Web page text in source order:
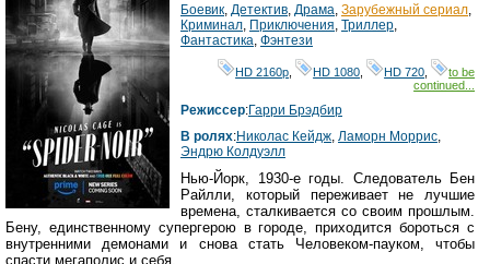
Боевик, Детектив, Драма, Зарубежный сериал,
Криминал, Приключения, Триллер,
Фантастика, Фэнтези
HD 2160р HD 1080 HD 720
to be
continued...
Режиссер:Гарри Брэдбир
В ролях:Николас Кейдж, Ламорн Моррис,
Эндрю Колдуэлл
Нью-Йорк, 1930-е годы. Следователь Бен
Райлли, который переживает не лучшие
времена, сталкивается со своим прошлым.
Бену, единственному супергерою в городе, приходится бороться с
внутренними демонами и снова стать Человеком-пауком, чтобы
спасти мегаполис и себя.